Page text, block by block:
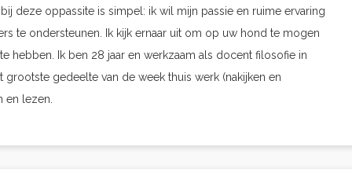
deze oppassite is simpel: ik wil mijn passie en ruime ervaring
te ondersteunen. Ik kijk ernaar uit om op uw hond te mogen
hebben. Ik ben 28 jaar en werkzaam als docent filosofie in
gedeelte van de week thuis werk (nakijken en
en lezen.